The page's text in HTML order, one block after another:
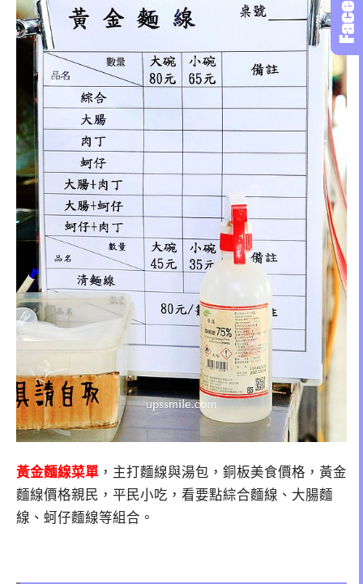
黃金麵線菜單 ，主打麵線與湯包，銅板美食價格，黃金
麵線價格親民，平民小吃，看要點綜合麵線、大腸麵
線、蚵仔麵線等組合。